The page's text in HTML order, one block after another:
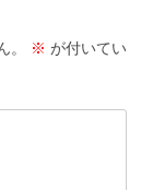
。 ※ が付いてい